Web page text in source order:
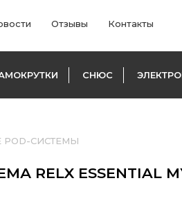
Отзывы Контакты
СНЮС
СИСТЕМЫ
ESSENTIAL